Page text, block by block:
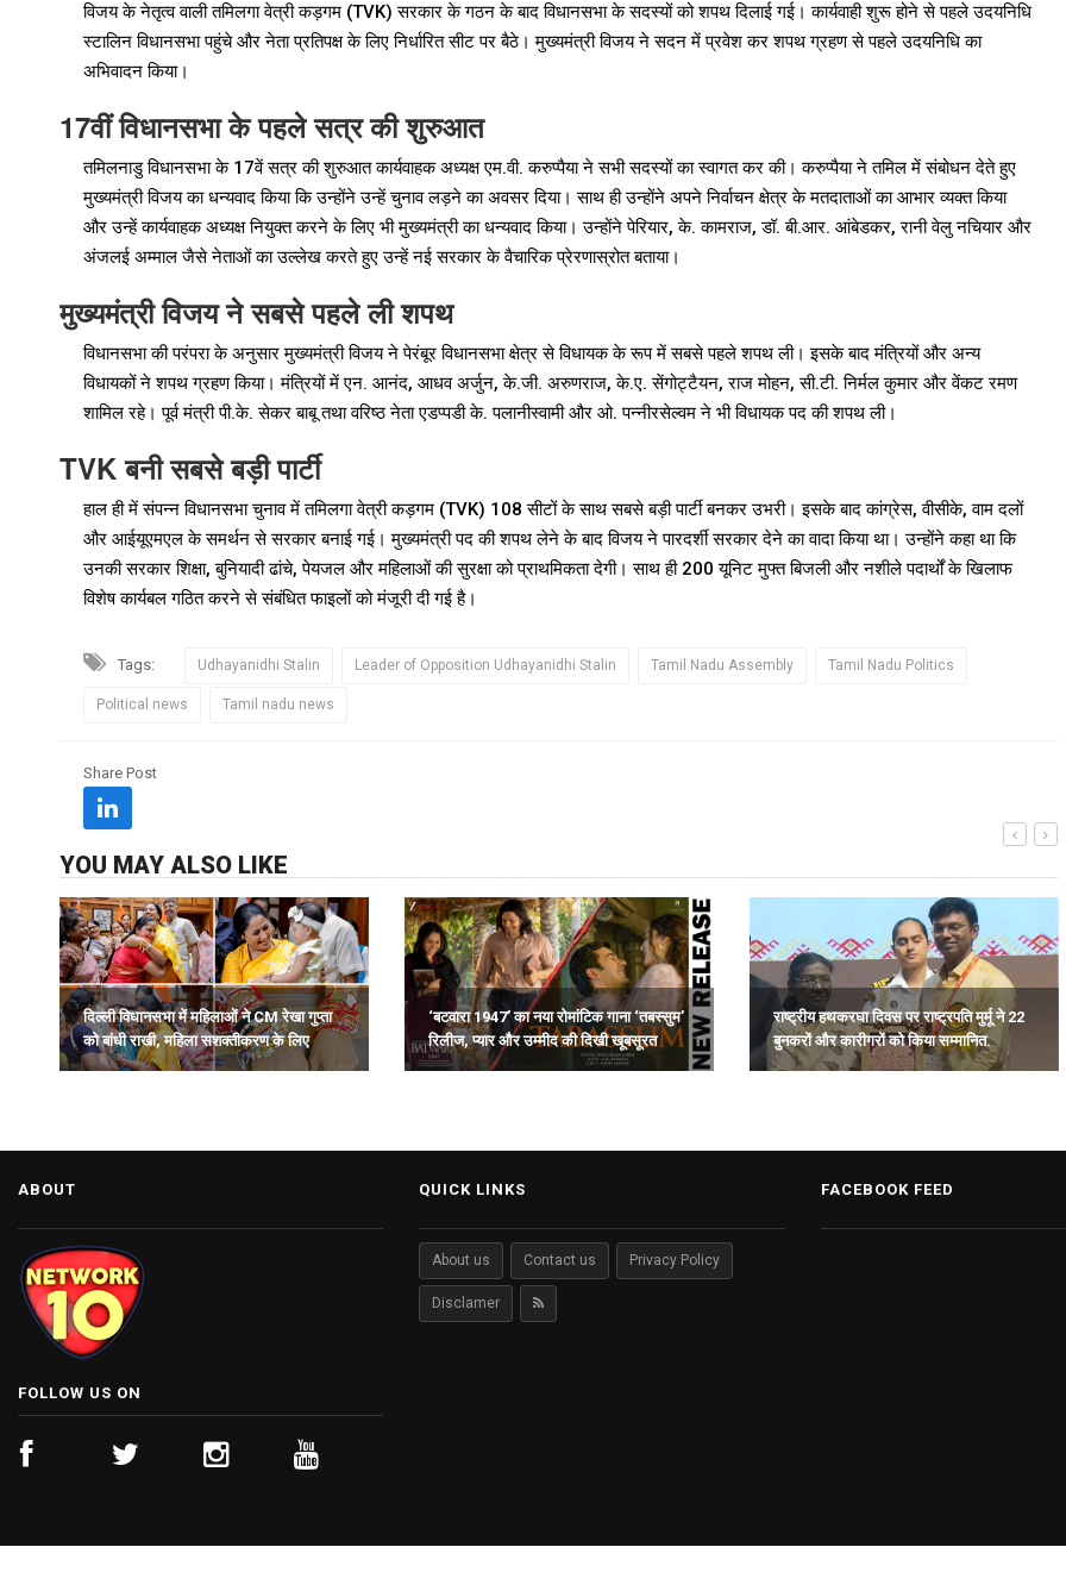
विजय के नेतृत्व वाली तमिलगा वेत्री कड़गम (TVK) सरकार के गठन के बाद विधानसभा के सदस्यों को शपथ दिलाई गई। कार्यवाही शुरू होने से पहले उदयनिधि
स्टालिन विधानसभा पहुंचे और नेता प्रतिपक्ष के लिए निर्धारित सीट पर बैठे। मुख्यमंत्री विजय ने सदन में प्रवेश कर शपथ ग्रहण से पहले उदयनिधि का
अभिवादन किया।
17वीं विधानसभा के पहले सत्र की शुरुआत
तमिलनाडु विधानसभा के 17वें सत्र की शुरुआत कार्यवाहक अध्यक्ष एम.वी. करुप्पैया ने सभी सदस्यों का स्वागत कर की। करुप्पैया ने तमिल में संबोधन देते हुए
मुख्यमंत्री विजय का धन्यवाद किया कि उन्होंने उन्हें चुनाव लड़ने का अवसर दिया। साथ ही उन्होंने अपने निर्वाचन क्षेत्र के मतदाताओं का आभार व्यक्त किया
और उन्हें कार्यवाहक अध्यक्ष नियुक्त करने के लिए भी मुख्यमंत्री का धन्यवाद किया। उन्होंने पेरियार, के. कामराज, डॉ. बी.आर. आंबेडकर, रानी वेलु नचियार और
अंजलई अम्माल जैसे नेताओं का उल्लेख करते हुए उन्हें नई सरकार के वैचारिक प्रेरणास्रोत बताया।
मुख्यमंत्री विजय ने सबसे पहले ली शपथ
विधानसभा की परंपरा के अनुसार मुख्यमंत्री विजय ने पेरंबूर विधानसभा क्षेत्र से विधायक के रूप में सबसे पहले शपथ ली। इसके बाद मंत्रियों और अन्य
विधायकों ने शपथ ग्रहण किया। मंत्रियों में एन. आनंद, आधव अर्जुन, के.जी. अरुणराज, के.ए. सेंगोट्टैयन, राज मोहन, सी.टी. निर्मल कुमार और वेंकट रमण
शामिल रहे। पूर्व मंत्री पी.के. सेकर बाबू तथा वरिष्ठ नेता एडप्पडी के. पलानीस्वामी और ओ. पन्नीरसेल्वम ने भी विधायक पद की शपथ ली।
TVK बनी सबसे बड़ी पार्टी
हाल ही में संपन्न विधानसभा चुनाव में तमिलगा वेत्री कड़गम (TVK) 108 सीटों के साथ सबसे बड़ी पार्टी बनकर उभरी। इसके बाद कांग्रेस, वीसीके, वाम दलों
और आईयूएमएल के समर्थन से सरकार बनाई गई। मुख्यमंत्री पद की शपथ लेने के बाद विजय ने पारदर्शी सरकार देने का वादा किया था। उन्होंने कहा था कि
उनकी सरकार शिक्षा, बुनियादी ढांचे, पेयजल और महिलाओं की सुरक्षा को प्राथमिकता देगी। साथ ही 200 यूनिट मुफ्त बिजली और नशीले पदार्थों के खिलाफ
विशेष कार्यबल गठित करने से संबंधित फाइलों को मंजूरी दी गई है।
Tags: Udhayanidhi Stalin Leader of Opposition Udhayanidhi Stalin Tamil Nadu Assembly Tamil Nadu Politics
Political news Tamil nadu news
Share Post
YOU MAY ALSO LIKE
दिल्ली विधानसभा में महिलाओं ने CM रेखा गुप्ता
को बांधी राखी, महिला सशक्तीकरण के लिए
जताया आभार.
‘बटवारा 1947’ का नया रोमांटिक गाना ‘तबस्सुम’
रिलीज, प्यार और उम्मीद की दिखी खूबसूरत
झलक.
राष्ट्रीय हथकरघा दिवस पर राष्ट्रपति मुर्मू ने 22
बुनकरों और कारीगरों को किया सम्मानित.
ABOUT
FOLLOW US ON
QUICK LINKS
About us Contact us Privacy Policy
Disclamer
FACEBOOK FEED